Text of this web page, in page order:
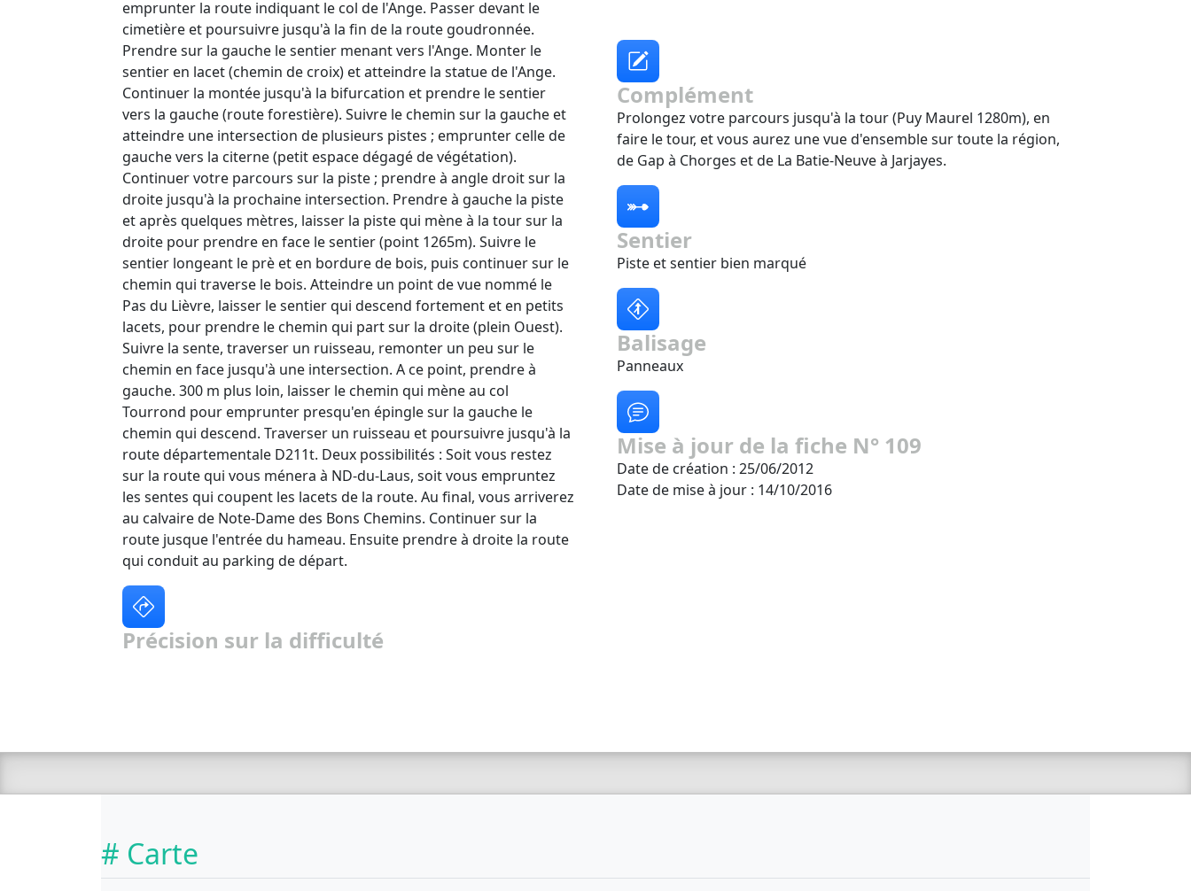
emprunter la route indiquant le col de l'Ange. Passer devant le
cimetière et poursuivre jusqu'à la fin de la route goudronnée.
Prendre sur la gauche le sentier menant vers l'Ange. Monter le
sentier en lacet (chemin de croix) et atteindre la statue de l'Ange.
Continuer la montée jusqu'à la bifurcation et prendre le sentier
vers la gauche (route forestière). Suivre le chemin sur la gauche et
atteindre une intersection de plusieurs pistes ; emprunter celle de
gauche vers la citerne (petit espace dégagé de végétation).
Continuer votre parcours sur la piste ; prendre à angle droit sur la
droite jusqu'à la prochaine intersection. Prendre à gauche la piste
et après quelques mètres, laisser la piste qui mène à la tour sur la
droite pour prendre en face le sentier (point 1265m). Suivre le
sentier longeant le prè et en bordure de bois, puis continuer sur le
chemin qui traverse le bois. Atteindre un point de vue nommé le
Pas du Lièvre, laisser le sentier qui descend fortement et en petits
lacets, pour prendre le chemin qui part sur la droite (plein Ouest).
Suivre la sente, traverser un ruisseau, remonter un peu sur le
chemin en face jusqu'à une intersection. A ce point, prendre à
gauche. 300 m plus loin, laisser le chemin qui mène au col
Tourrond pour emprunter presqu'en épingle sur la gauche le
chemin qui descend. Traverser un ruisseau et poursuivre jusqu'à la
route départementale D211t. Deux possibilités : Soit vous restez
sur la route qui vous ménera à ND-du-Laus, soit vous empruntez
les sentes qui coupent les lacets de la route. Au final, vous arriverez
au calvaire de Note-Dame des Bons Chemins. Continuer sur la
route jusque l'entrée du hameau. Ensuite prendre à droite la route
qui conduit au parking de départ.
Précision sur la difficulté
Complément
Prolongez votre parcours jusqu'à la tour (Puy Maurel 1280m), en
faire le tour, et vous aurez une vue d'ensemble sur toute la région,
de Gap à Chorges et de La Batie-Neuve à Jarjayes.
Sentier
Piste et sentier bien marqué
Balisage
Panneaux
Mise à jour de la fiche N° 109
Date de création : 25/06/2012
Date de mise à jour : 14/10/2016
# Carte